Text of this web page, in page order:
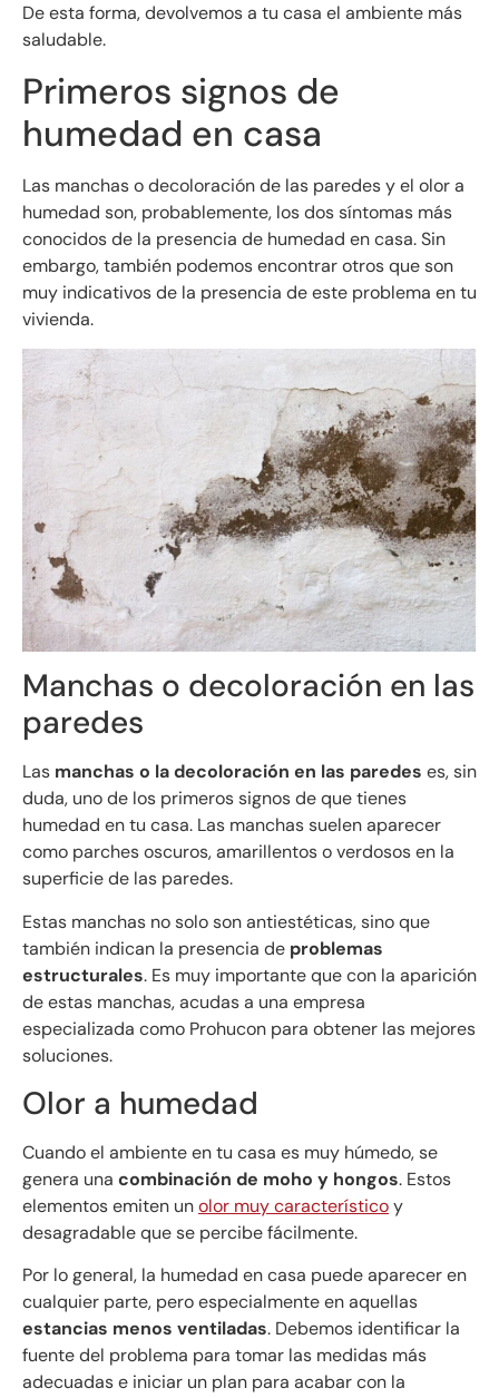
De esta forma, devolvemos a tu casa el ambiente más
saludable.
Primeros signos de
humedad en casa
Las manchas o decoloración de las paredes y el olor a
humedad son, probablemente, los dos síntomas más
conocidos de la presencia de humedad en casa. Sin
embargo, también podemos encontrar otros que son
muy indicativos de la presencia de este problema en tu
vivienda.
Manchas o decoloración en las
paredes
Las manchas o la decoloración en las paredes es, sin
duda, uno de los primeros signos de que tienes
humedad en tu casa. Las manchas suelen aparecer
como parches oscuros, amarillentos o verdosos en la
superficie de las paredes.
Estas manchas no solo son antiestéticas, sino que
también indican la presencia de problemas
estructurales. Es muy importante que con la aparición
de estas manchas, acudas a una empresa
especializada como Prohucon para obtener las mejores
soluciones.
Olor a humedad
Cuando el ambiente en tu casa es muy húmedo, se
genera una combinación de moho y hongos. Estos
elementos emiten unolor muy característicoy
desagradable que se percibe fácilmente.
Por lo general, la humedad en casa puede aparecer en
cualquier parte, pero especialmente en aquellas
estancias menos ventiladas. Debemos identificar la
fuente del problema para tomar las medidas más
adecuadas e iniciar un plan para acabar con la